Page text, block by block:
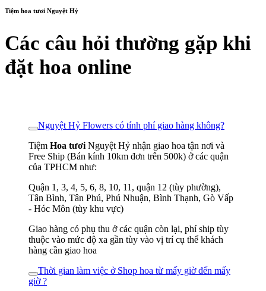
Tiệm hoa tươi Nguyệt Hỷ
Các câu hỏi thường gặp khi
đặt hoa online
Nguyệt Hỷ Flowers có tính phí giao hàng không?
Tiệm Hoa tươi Nguyệt Hỷ nhận giao hoa tận nơi và
Free Ship (Bán kính 10km đơn trên 500k) ở các quận
của TPHCM như:
Quận 1, 3, 4, 5, 6, 8, 10, 11, quận 12 (tùy phường),
Tân Bình, Tân Phú, Phú Nhuận, Bình Thạnh, Gò Vấp
- Hóc Môn (tùy khu vực)
Giao hàng có phụ thu ở các quận còn lại, phí ship tùy
thuộc vào mức độ xa gần tùy vào vị trí cụ thể khách
hàng cần giao hoa
Thời gian làm việc ở Shop hoa từ mấy giờ đến mấy
giờ ?